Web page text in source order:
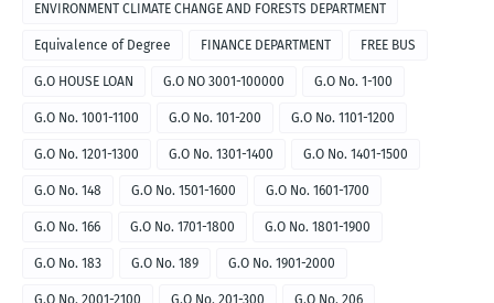
ENVIRONMENT CLIMATE CHANGE AND FORESTS DEPARTMENT
Equivalence of Degree FINANCE DEPARTMENT FREE BUS
G.O HOUSE LOAN G.O NO 3001-100000 G.O No. 1-100
G.O No. 1001-1100 G.O No. 101-200 G.O No. 1101-1200
G.O No. 1201-1300 G.O No. 1301-1400 G.O No. 1401-1500
G.O No. 148 G.O No. 1501-1600 G.O No. 1601-1700
G.O No. 166 G.O No. 1701-1800 G.O No. 1801-1900
G.O No. 183 G.O No. 189 G.O No. 1901-2000
G.O No. 2001-2100 G.O No. 201-300 G.O No. 206